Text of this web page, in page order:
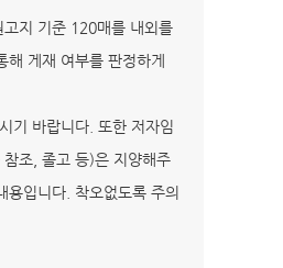
지 기준 120매를 내외를
게재 여부를 판정하게
기 바랍니다. 또한 저자임
조, 졸고 등)은 지양해주
입니다. 착오없도록 주의